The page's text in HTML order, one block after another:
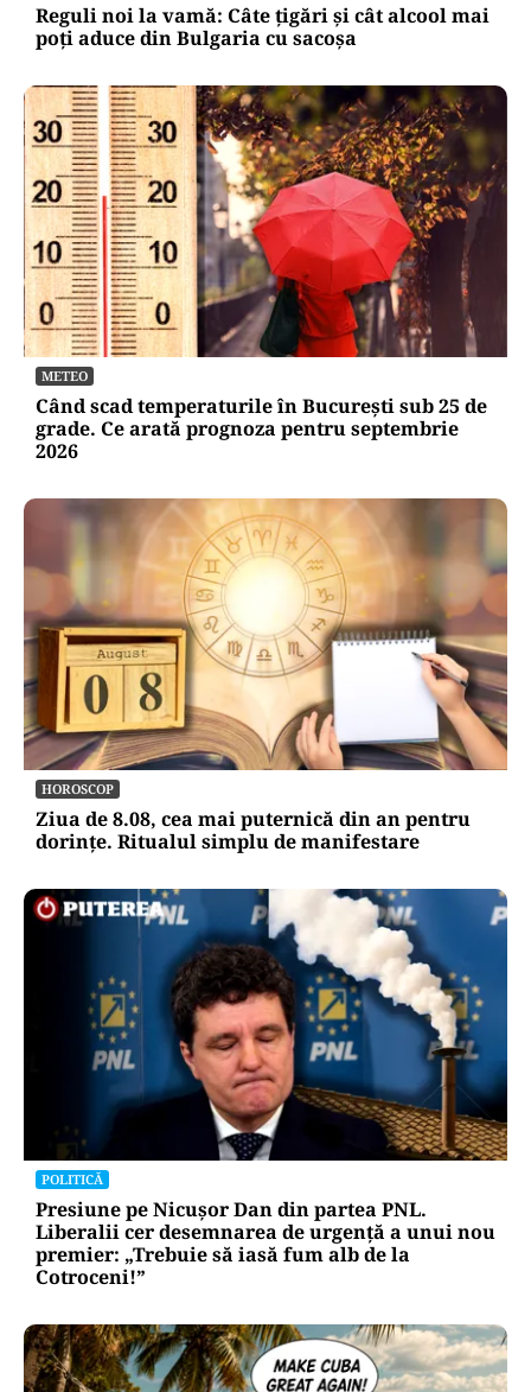
Reguli noi la vamă: Câte țigări și cât alcool mai
poți aduce din Bulgaria cu sacoșa
METEO
Când scad temperaturile în București sub 25 de
grade. Ce arată prognoza pentru septembrie
2026
HOROSCOP
Ziua de 8.08, cea mai puternică din an pentru
dorințe. Ritualul simplu de manifestare
POLITICĂ
Presiune pe Nicușor Dan din partea PNL.
Liberalii cer desemnarea de urgență a unui nou
premier: „Trebuie să iasă fum alb de la
Cotroceni!”